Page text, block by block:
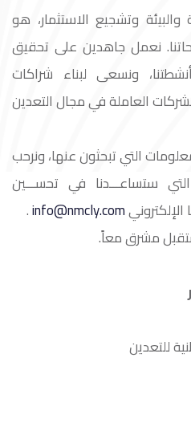
والبيئة وتشجيع الاستثمار، هو
نعمل جاهدين على تحقيق
ونسعى لبناء شراكات
العاملة في مجال التعدين
التي تبحثون عنها، ونرحب
ستساعـــدنا في تحســـين
info@nmcly.com
.
مشرق معاً.
للتعدين